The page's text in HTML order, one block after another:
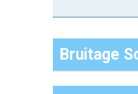
Bruitage